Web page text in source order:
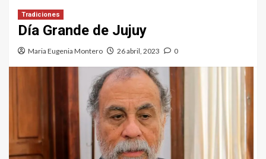
Tradiciones
Día Grande de Jujuy
Maria Eugenia Montero 26 abril, 2023 0